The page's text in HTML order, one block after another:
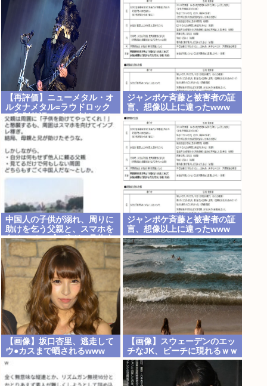
【再評価】ニューメタル・オ
ルタナメタル=ラウドロック
（和製英語）がZに刺さって
るらしい。お前らがキッズの
頃好きだったバンドは何？
ジャンポケ斉藤と被害者の証
言、想像以上に違ったwww
中国人の子供が溺れ、周りに
助けを乞う父親と、スマホを
向けてインプレ稼ぎの見物人
ジャンポケ斉藤と被害者の証
言、想像以上に違ったwww
【画像】坂口杏里、逃走して
ウ●カスまで晒されるwww
【画像】スウェーデンのエッ
チなJK、ビーチに現れるｗｗ
ｗ